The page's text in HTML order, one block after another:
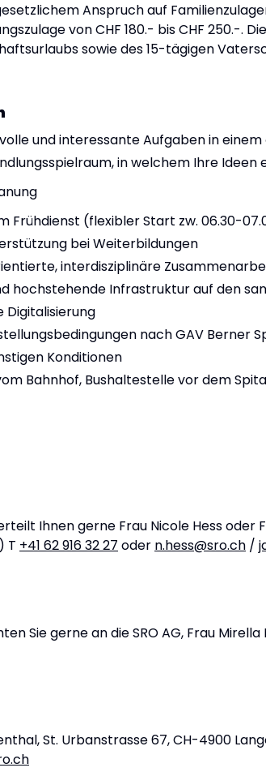
Anspruch auf
von CHF 180.- bis CHF 250.-.
sowie des 15-tägigen
und interessante Aufgaben in
in welchem Ihre Ideen
Frühdienst (flexibler Start zw. 06.30-
bei Weiterbildungen
interdisziplinäre
hochstehende Infrastruktur auf den
nach GAV Berner
Konditionen
Bahnhof, Bushaltestelle vor dem
Ihnen gerne Frau Nicole Hess oder
T +41 62 916 32 27 oder n.hess@sro.ch /
Sie gerne an die SRO AG, Frau
St. Urbanstrasse 67, CH-4900